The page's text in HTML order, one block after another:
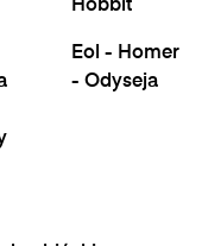
Hobbit
Eol - Homer
- Odyseja